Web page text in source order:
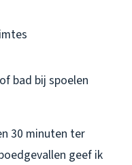
bad bij spoelen
30 minuten ter
geef ik